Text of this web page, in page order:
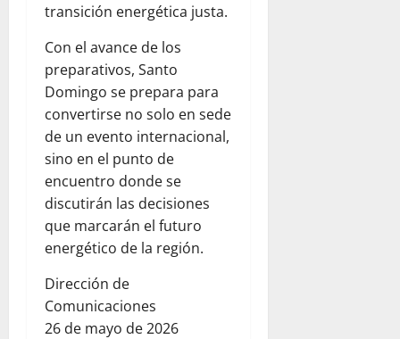
transición energética justa.
Con el avance de los
preparativos, Santo
Domingo se prepara para
convertirse no solo en sede
de un evento internacional,
sino en el punto de
encuentro donde se
discutirán las decisiones
que marcarán el futuro
energético de la región.
Dirección de
Comunicaciones
26 de mayo de 2026